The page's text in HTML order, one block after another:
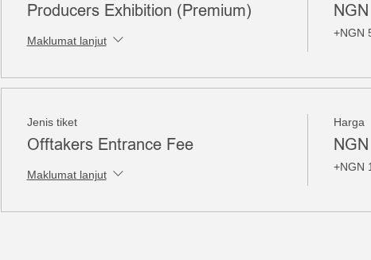
Producers Exhibition (Premium)
Maklumat lanjut
+NGN
Jenis tiket
Offtakers Entrance Fee
Maklumat lanjut
Harga
+NGN